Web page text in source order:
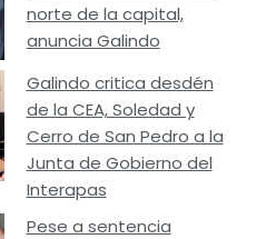
norte de la capital,
anuncia Galindo
Galindo critica desdén
de la CEA, Soledad y
Cerro de San Pedro a la
Junta de Gobierno del
Interapas
Pese a sentencia